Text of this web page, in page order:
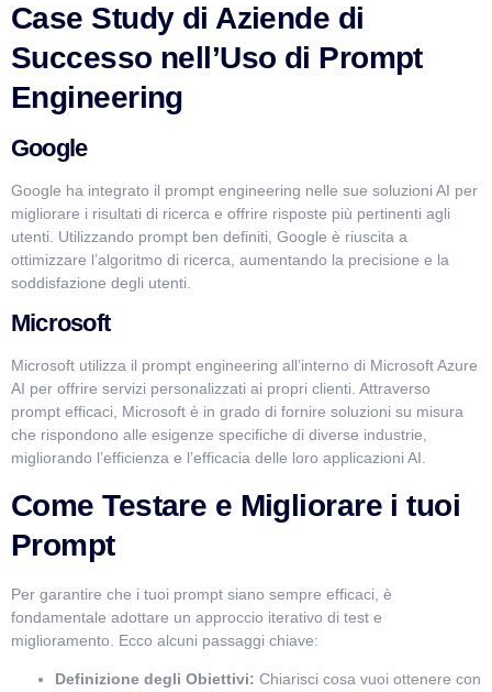
Case Study di Aziende di
Successo nell’Uso di Prompt
Engineering
Google
Google ha integrato il prompt engineering nelle sue soluzioni AI per
migliorare i risultati di ricerca e offrire risposte più pertinenti agli
utenti. Utilizzando prompt ben definiti, Google è riuscita a
ottimizzare l’algoritmo di ricerca, aumentando la precisione e la
soddisfazione degli utenti.
Microsoft
Microsoft utilizza il prompt engineering all’interno di Microsoft Azure
AI per offrire servizi personalizzati ai propri clienti. Attraverso
prompt efficaci, Microsoft è in grado di fornire soluzioni su misura
che rispondono alle esigenze specifiche di diverse industrie,
migliorando l’efficienza e l’efficacia delle loro applicazioni AI.
Come Testare e Migliorare i tuoi
Prompt
Per garantire che i tuoi prompt siano sempre efficaci, è
fondamentale adottare un approccio iterativo di test e
miglioramento. Ecco alcuni passaggi chiave:
Definizione degli Obiettivi: Chiarisci cosa vuoi ottenere con